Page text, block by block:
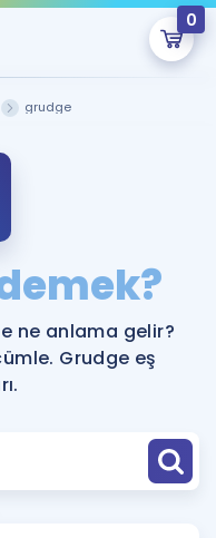
0
Boş.
onlarca eğitim seni
grudge
ne anlama gelir?
Grudge eş